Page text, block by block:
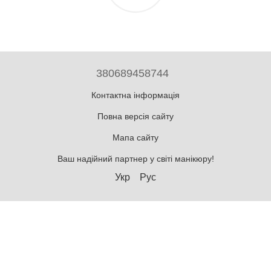
380689458744
Контактна інформація
Повна версія сайту
Мапа сайту
Ваш надійний партнер у світі манікюру!
Укр Рус